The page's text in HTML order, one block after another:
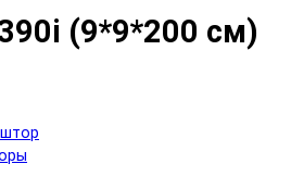
(9*9*200 см)